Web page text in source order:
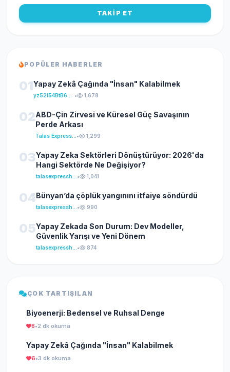
TAKİP ET
POPÜLER HABERLER
01Yapay Zekâ Çağında "İnsan" Kalabilmek
• 1,678
02ABD-Çin Zirvesi ve Küresel Güç Savaşının
Perde Arkası
• 1,299
03Yapay Zeka Sektörleri Dönüştürüyor: 2026'da
Hangi Sektörde Ne Değişiyor?
• 1,041
04Bünyan’da çöplük yangınını itfaiye söndürdü
• 990
05Yapay Zekada Son Durum: Dev Modeller,
Güvenlik Yarışı ve Yeni Dönem
• 874
ÇOK TARTIŞILAN
Biyoenerji: Bedensel ve Ruhsal Denge
8•2 dk okuma
Yapay Zekâ Çağında "İnsan" Kalabilmek
6•3 dk okuma